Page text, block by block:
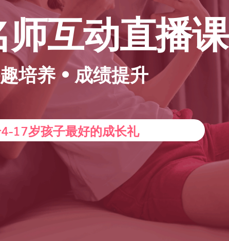
互动直播课
培养 • 成绩提升
17岁孩子最好的成长礼